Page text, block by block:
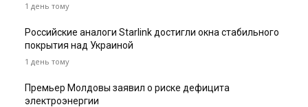
1 день тому
Российские аналоги Starlink достигли окна стабильного
покрытия над Украиной
1 день тому
Премьер Молдовы заявил о риске дефицита
электроэнергии